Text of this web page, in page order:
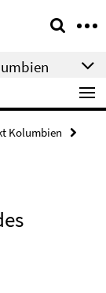
Kolumbien